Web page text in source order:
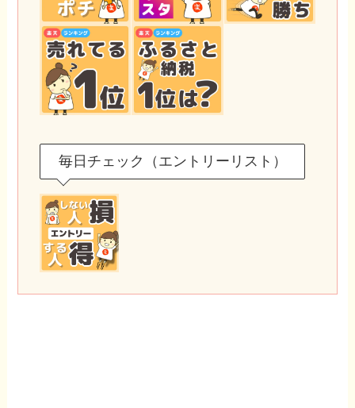
毎日チェック（エントリーリスト）